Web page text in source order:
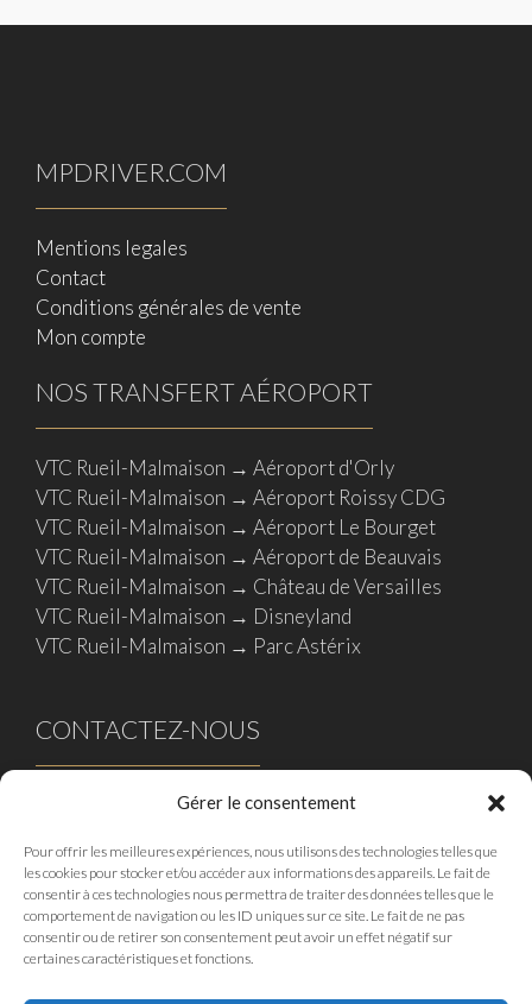
Gérer le consentement
Pour offrir les meilleures expériences, nous utilisons des technologies telles que
les cookies pour stocker et/ou accéder aux informations des appareils. Le fait de
consentir à ces technologies nous permettra de traiter des données telles que le
comportement de navigation ou les ID uniques sur ce site. Le fait de ne pas
consentir ou de retirer son consentement peut avoir un effet négatif sur
certaines caractéristiques et fonctions.
MPDRIVER.COM
Mentions legales
Contact
Conditions générales de vente
Mon compte
NOS TRANSFERT AÉROPORT
VTC Rueil-Malmaison → Aéroport d'Orly
VTC Rueil-Malmaison → Aéroport Roissy CDG
VTC Rueil-Malmaison → Aéroport Le Bourget
VTC Rueil-Malmaison → Aéroport de Beauvais
VTC Rueil-Malmaison → Château de Versailles
VTC Rueil-Malmaison → Disneyland
VTC Rueil-Malmaison → Parc Astérix
CONTACTEZ-NOUS
+33171025035
contact@mpdriver.com